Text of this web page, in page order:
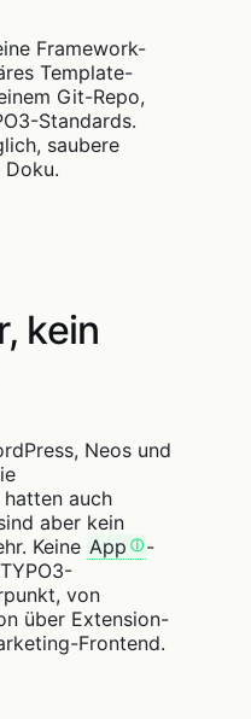
Framework-
Template-
Git-Repo,
Standards.
saubere
kein
Neos und
auch
aber kein
Keine App
-
von
über Extension-
Frontend.